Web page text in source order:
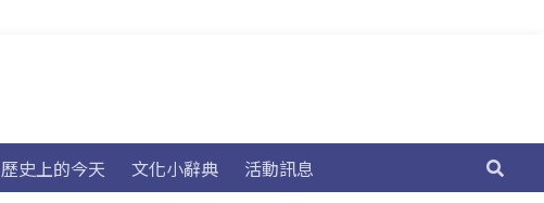
歷史上的今天 文化小辭典 活動訊息